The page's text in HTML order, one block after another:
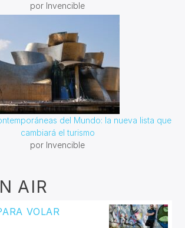
por Invencible
del Mundo: la nueva lista que
cambiará el turismo
por Invencible
AIR
VOLAR